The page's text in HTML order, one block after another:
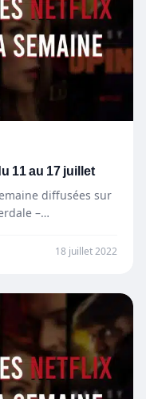
11 au 17 juillet
diffusées sur
–…
18 juillet 2022